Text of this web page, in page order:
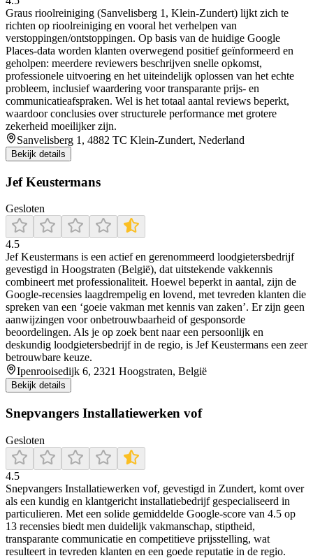
Graus rioolreiniging (Sanvelisberg 1, Klein-Zundert) lijkt zich te
richten op rioolreiniging en vooral het verhelpen van
verstoppingen/ontstoppingen. Op basis van de huidige Google
Places-data worden klanten overwegend positief geïnformeerd en
geholpen: meerdere reviewers beschrijven snelle opkomst,
professionele uitvoering en het uiteindelijk oplossen van het echte
probleem, inclusief waardering voor transparante prijs- en
communicatieafspraken. Wel is het totaal aantal reviews beperkt,
waardoor conclusies over structurele performance met grotere
zekerheid moeilijker zijn.
Sanvelisberg 1, 4882 TC Klein-Zundert, Nederland
Bekijk details
Jef Keustermans
Gesloten
4.5
Jef Keustermans is een actief en gerenommeerd loodgietersbedrijf
gevestigd in Hoogstraten (België), dat uitstekende vakkennis
combineert met professionaliteit. Hoewel beperkt in aantal, zijn de
Google-recensies laagdrempelig en lovend, met tevreden klanten die
spreken van een ‘goeie vakman met kennis van zaken’. Er zijn geen
aanwijzingen voor onbetrouwbaarheid of gesponsorde
beoordelingen. Als je op zoek bent naar een persoonlijk en
deskundig loodgietersbedrijf in de regio, is Jef Keustermans een zeer
betrouwbare keuze.
Ipenrooisedijk 6, 2321 Hoogstraten, België
Bekijk details
Snepvangers Installatiewerken vof
Gesloten
4.5
Snepvangers Installatiewerken vof, gevestigd in Zundert, komt over
als een kundig en klantgericht installatiebedrijf gespecialiseerd in
particulieren. Met een solide gemiddelde Google-score van 4.5 op
13 recensies biedt men duidelijk vakmanschap, stiptheid,
transparante communicatie en competitieve prijsstelling, wat
resulteert in tevreden klanten en een goede reputatie in de regio.